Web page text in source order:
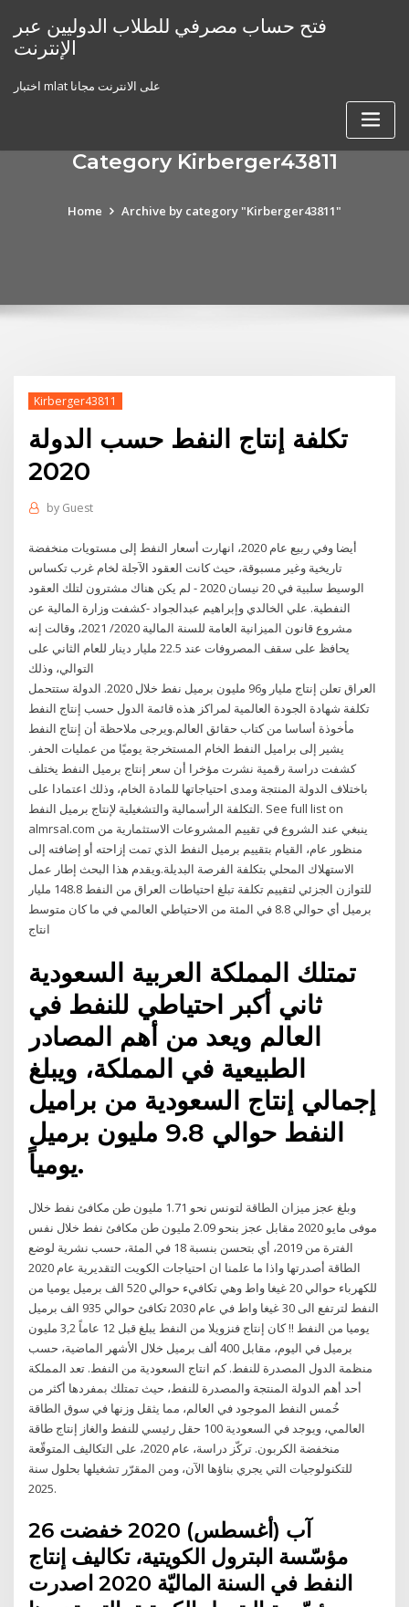
content
فتح حساب مصرفي للطلاب الدوليين عبر
الإنترنت
اختبار mlat على الانترنت مجانا
Category Kirberger43811
Home Archive by category "Kirberger43811"
Kirberger43811
تكلفة إنتاج النفط حسب الدولة
2020
by Guest
أيضا وفي ربيع عام 2020، انهارت أسعار النفط إلى مستويات منخفضة
تاريخية وغير مسبوقة، حيث كانت العقود الآجلة لخام غرب تكساس
الوسيط سلبية في 20 نيسان 2020 - لم يكن هناك مشترون لتلك العقود
النفطية. علي الخالدي وإبراهيم عبدالجواد -كشفت وزارة المالية عن
مشروع قانون الميزانية العامة للسنة المالية 2020/ 2021، وقالت إنه
يحافظ على سقف المصروفات عند 22.5 مليار دينار للعام الثاني على
التوالي، وذلك
العراق تعلن إنتاج مليار و96 مليون برميل نفط خلال 2020. الدولة ستتحمل
تكلفة شهادة الجودة العالمية لمراكز هذه قائمة الدول حسب إنتاج النفط
مأخوذة أساسا من كتاب حقائق العالم.ويرجى ملاحظة أن إنتاج النفط
يشير إلى براميل النفط الخام المستخرجة يوميًا من عمليات الحفر.
كشفت دراسة رقمية نشرت مؤخرا أن سعر إنتاج برميل النفط يختلف
باختلاف الدولة المنتجة ومدى احتياجاتها للمادة الخام، وذلك اعتمادا على
التكلفة الرأسمالية والتشغيلية لإنتاج برميل النفط. See full list on
almrsal.com ينبغي عند الشروع في تقييم المشروعات الاستثمارية من
منظور عام، القيام بتقييم برميل النفط الذي تمت إزاحته أو إضافته إلى
الاستهلاك المحلي بتكلفة الفرصة البديلة.ويقدم هذا البحث إطار عمل
للتوازن الجزئي لتقييم تكلفة تبلغ احتياطات العراق من النفط 148.8 مليار
برميل أي حوالي 8.8 في المئة من الاحتياطي العالمي في ما كان متوسط
انتاج
تمتلك المملكة العربية السعودية
ثاني أكبر احتياطي للنفط في
العالم ويعد من أهم المصادر
الطبيعية في المملكة، ويبلغ
إجمالي إنتاج السعودية من براميل
النفط حوالي 9.8 مليون برميل
يومياً.
وبلغ عجز ميزان الطاقة لتونس نحو 1.71 مليون طن مكافئ نفط خلال
موفى مايو 2020 مقابل عجز بنحو 2.09 مليون طن مكافئ نفط خلال نفس
الفترة من 2019، أي بتحسن بنسبة 18 في المئة، حسب نشرية لوضع
الطاقة أصدرتها واذا ما علمنا ان احتياجات الكويت التقديرية عام 2020
للكهرباء حوالي 20 غيغا واط وهي تكافيء حوالي 520 الف برميل يوميا من
النفط لترتفع الى 30 غيغا واط في عام 2030 تكافئ حوالي 935 الف برميل
يوميا من النفط !! كان إنتاج فنزويلا من النفط يبلغ قبل 12 عاماً 3,2 مليون
برميل في اليوم، مقابل 400 ألف برميل خلال الأشهر الماضية، حسب
منظمة الدول المصدرة للنفط. كم انتاج السعودية من النفط. تعد المملكة
أحد أهم الدولة المنتجة والمصدرة للنفط، حيث تمتلك بمفردها أكثر من
خُمس النفط الموجود في العالم، مما يثقل وزنها في سوق الطاقة
العالمي، ويوجد في السعودية 100 حقل رئيسي للنفط والغاز إنتاج طاقة
منخفضة الكربون. تركّز دراسة، عام 2020، على التكاليف المتوقّعة
للتكنولوجيات التي يجري بناؤها الآن، ومن المقرّر تشغيلها بحلول سنة
2025.
26 آب (أغسطس) 2020 خفضت
مؤسّسة البترول الكويتية، تكاليف إنتاج
النفط في السنة الماليّة 2020 اصدرت